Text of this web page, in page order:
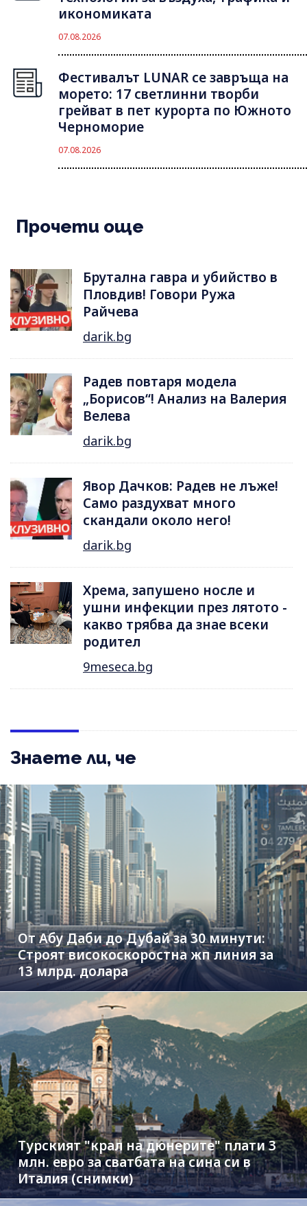
икономиката
07.08.2026
Фестивалът LUNAR се завръща на
морето: 17 светлинни творби
грейват в пет курорта по Южното
Черноморие
07.08.2026
Прочети още
Брутална гавра и убийство в
Пловдив! Говори Ружа
Райчева
darik.bg
Радев повтаря модела
„Борисов“! Анализ на Валерия
Велева
darik.bg
Явор Дачков: Радев не лъже!
Само раздухват много
скандали около него!
darik.bg
Хрема, запушено носле и
ушни инфекции през лятотo -
какво трябва да знае всеки
родител
9meseca.bg
Знаете ли, че
От Абу Даби до Дубай за 30 минути:
Строят високоскоростна жп линия за
13 млрд. долара
Турският "крал на дюнерите" плати 3
млн. евро за сватбата на сина си в
Италия (снимки)